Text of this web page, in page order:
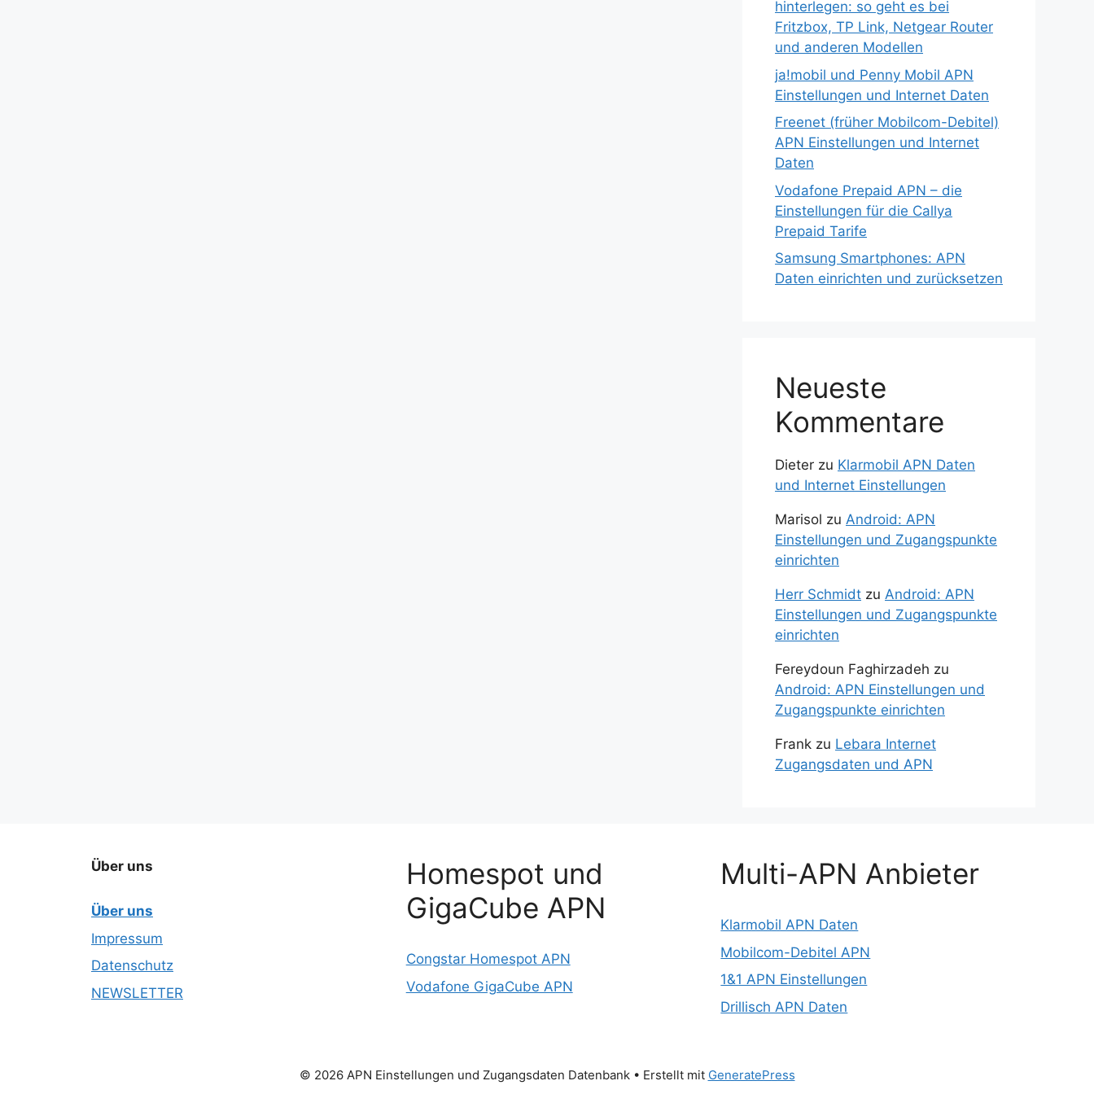
hinterlegen: so geht es bei
Fritzbox, TP Link, Netgear Router
und anderen Modellen
ja!mobil und Penny Mobil APN
Einstellungen und Internet Daten
Freenet (früher Mobilcom-Debitel)
APN Einstellungen und Internet
Daten
Vodafone Prepaid APN – die
Einstellungen für die Callya
Prepaid Tarife
Samsung Smartphones: APN
Daten einrichten und zurücksetzen
Neueste
Kommentare
Dieter zu Klarmobil APN Daten
und Internet Einstellungen
Marisol zu Android: APN
Einstellungen und Zugangspunkte
einrichten
Herr Schmidt zu Android: APN
Einstellungen und Zugangspunkte
einrichten
Fereydoun Faghirzadeh zu
Android: APN Einstellungen und
Zugangspunkte einrichten
Frank zu Lebara Internet
Zugangsdaten und APN
Über uns
Über uns
Impressum
Datenschutz
NEWSLETTER
Homespot und
GigaCube APN
Congstar Homespot APN
Vodafone GigaCube APN
Multi-APN Anbieter
Klarmobil APN Daten
Mobilcom-Debitel APN
1&1 APN Einstellungen
Drillisch APN Daten
© 2026 APN Einstellungen und Zugangsdaten Datenbank• Erstellt mit GeneratePress